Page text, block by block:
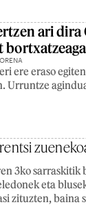
ari dira
ere eraso
Urruntze
3ko sarraskitik
eta
zituzten, baina